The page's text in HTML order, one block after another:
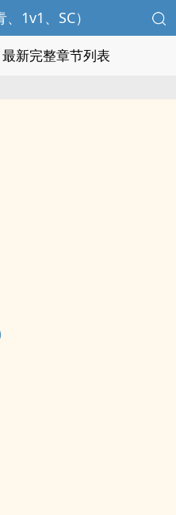
1v1、SC）
新完整章节列表